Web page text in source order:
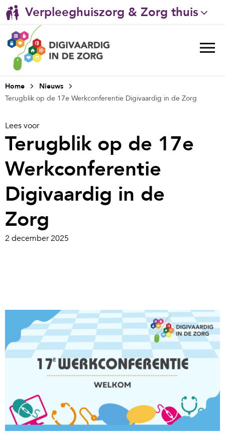
Verpleeghuiszorg & Zorg thuis
Gehandicaptenzorg
Ggz
Ziekenhuizen
Welzijn / sociaal werk
Home
Nieuws
Terugblik op de 17e Werkconferentie Digivaardig in de Zorg
Lees voor
Terugblik op de 17e
Werkconferentie
Digivaardig in de
Zorg
2 december 2025